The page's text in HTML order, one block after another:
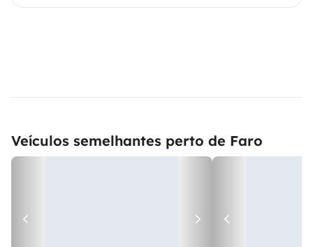
Veículos semelhantes perto de Faro